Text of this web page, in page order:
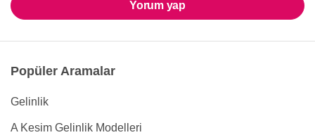
Yorum yap
Popüler Aramalar
Gelinlik
A Kesim Gelinlik Modelleri